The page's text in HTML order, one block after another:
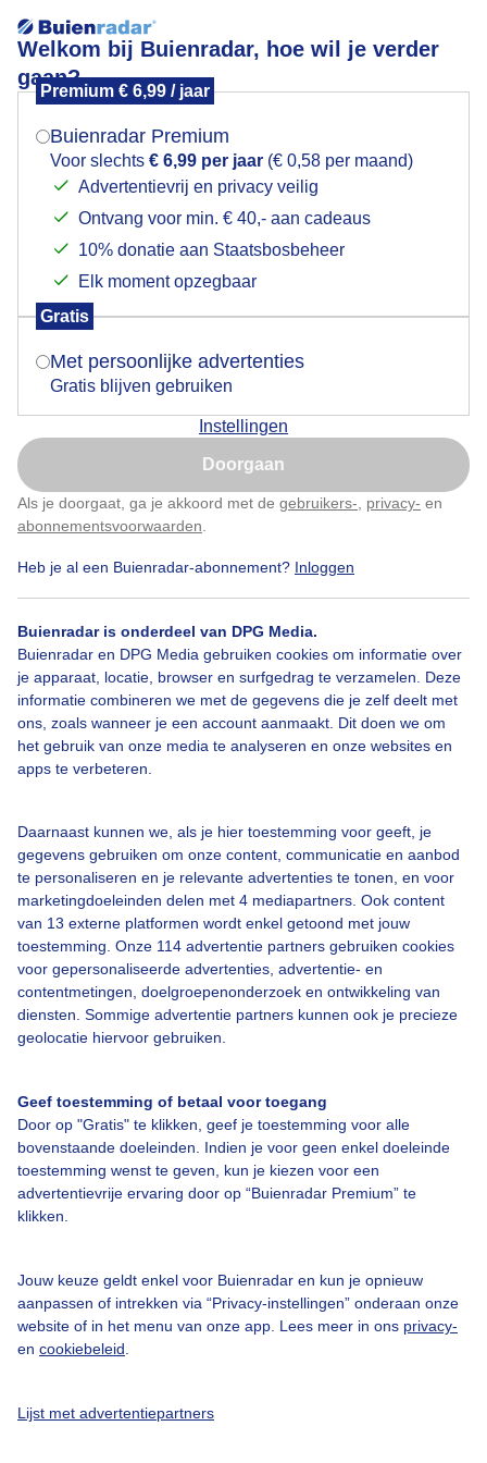
Welkom bij Buienradar, hoe wil je verder
gaan?
Premium € 6,99 / jaar
Buienradar Premium
Voor slechts € 6,99 per jaar (€ 0,58 per maand)
Advertentievrij en privacy veilig
Ontvang voor min. € 40,- aan cadeaus
10% donatie aan Staatsbosbeheer
Elk moment opzegbaar
Gratis
Met persoonlijke advertenties
Gratis blijven gebruiken
Instellingen
Doorgaan
Als je doorgaat, ga je akkoord met de gebruikers- privacy- en
abonnementsvoorwaarden
Heb je al een Buienradar-abonnement? Inloggen
Buienradar is onderdeel van DPG Media.
Buienradar en DPG Media gebruiken cookies om informatie over
je apparaat, locatie, browser en surfgedrag te verzamelen. Deze
informatie combineren we met de gegevens die je zelf deelt met
ons, zoals wanneer je een account aanmaakt. Dit doen we om
het gebruik van onze media te analyseren en onze websites en
apps te verbeteren.
Daarnaast kunnen we, als je hier toestemming voor geeft, je
gegevens gebruiken om onze content, communicatie en aanbod
te personaliseren en je relevante advertenties te tonen, en voor
marketingdoeleinden delen met 4 mediapartners. Ook content
van 13 externe platformen wordt enkel getoond met jouw
toestemming. Onze 114 advertentie partners gebruiken cookies
voor gepersonaliseerde advertenties, advertentie- en
contentmetingen, doelgroepenonderzoek en ontwikkeling van
diensten. Sommige advertentie partners kunnen ook je precieze
geolocatie hiervoor gebruiken.
Geef toestemming of betaal voor toegang
Door op "Gratis" te klikken, geef je toestemming voor alle
bovenstaande doeleinden. Indien je voor geen enkel doeleinde
toestemming wenst te geven, kun je kiezen voor een
advertentievrije ervaring door op “Buienradar Premium” te
klikken.
Jouw keuze geldt enkel voor Buienradar en kun je opnieuw
aanpassen of intrekken via “Privacy-instellingen” onderaan onze
website of in het menu van onze app. Lees meer in ons privacy-
en cookiebeleid
Lijst met advertentiepartners
Rond 3 uur..begint het steeds meer op te
klaren...steeds meer zon en blauwe lucht,wel veel
wind weer vandaag..
Door: Nel van Es Gemaakt: 12-06-2026, 32x bekeken
Een moment geduld aub...
Over Buienradar
Veelgestelde vragen
Contact
Toegankelijkheid
Adverteren
Buienradar Team
Privacy beleid
Privacy instellingen
Mogen we je locatie gebruiken voor het
Indien je hier nog geen akkoord op hebt gegeven,
verschijnt er zo een pop-up uit je browser waarin
Is goed, toon de popup
Nu niet, misschien later
Klik hierom dit aan te passen